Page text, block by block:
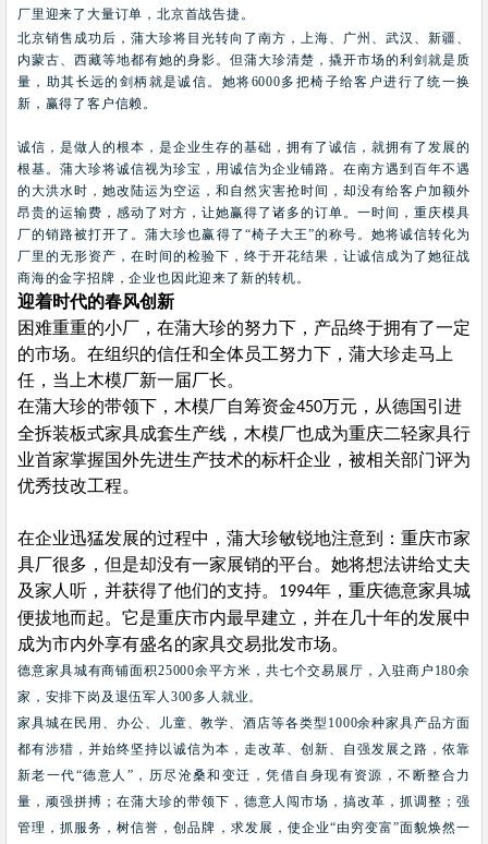
厂里迎来了大量订单，北京首战告捷。
北京销售成功后，蒲大珍将目光转向了南方，上海、广州、武汉、新疆、
内蒙古、西藏等地都有她的身影。但蒲大珍清楚，撬开市场的利剑就是质
量，助其长远的剑柄就是诚信。她将6000多把椅子给客户进行了统一换
新，赢得了客户信赖。
诚信，是做人的根本，是企业生存的基础，拥有了诚信，就拥有了发展的
根基。蒲大珍将诚信视为珍宝，用诚信为企业铺路。在南方遇到百年不遇
的大洪水时，她改陆运为空运，和自然灾害抢时间，却没有给客户加额外
昂贵的运输费，感动了对方，让她赢得了诸多的订单。一时间，重庆模具
厂的销路被打开了。蒲大珍也赢得了“椅子大王”的称号。她将诚信转化为
厂里的无形资产，在时间的检验下，终于开花结果，让诚信成为了她征战
商海的金字招牌，企业也因此迎来了新的转机。
迎着时代的春风创新
困难重重的小厂，在蒲大珍的努力下，产品终于拥有了一定
的市场。在组织的信任和全体员工努力下，蒲大珍走马上
任，当上木模厂新一届厂长。
在蒲大珍的带领下，木模厂自筹资金450万元，从德国引进
全拆装板式家具成套生产线，木模厂也成为重庆二轻家具行
业首家掌握国外先进生产技术的标杆企业，被相关部门评为
优秀技改工程。
在企业迅猛发展的过程中，蒲大珍敏锐地注意到：重庆市家
具厂很多，但是却没有一家展销的平台。她将想法讲给丈夫
及家人听，并获得了他们的支持。 1994年，重庆德意家具城
便拔地而起。它是重庆市内最早建立，并在几十年的发展中
成为市内外享有盛名的家具交易批发市场。
德意家具城有商铺面积25000余平方米，共七个交易展厅，入驻商户 180余
家，安排下岗及退伍军人 300多人就业。
家具城在民用、办公、儿童、教学、酒店等各类型 1000余种家具产品方面
都有涉猎，并始终坚持以诚信为本，走改革、创新、自强发展之路，依靠
新老一代“德意人 ” ，历尽沧桑和变迁，凭借自身现有资源，不断整合力
量，顽强拼搏；在蒲大珍的带领下，德意人闯市场，搞改革，抓调整；强
管理，抓服务，树信誉，创品牌，求发展，使企业“由穷变富”面貌焕然一